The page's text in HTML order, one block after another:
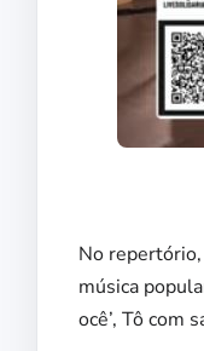
No repertório,
música
ocê’, Tô com